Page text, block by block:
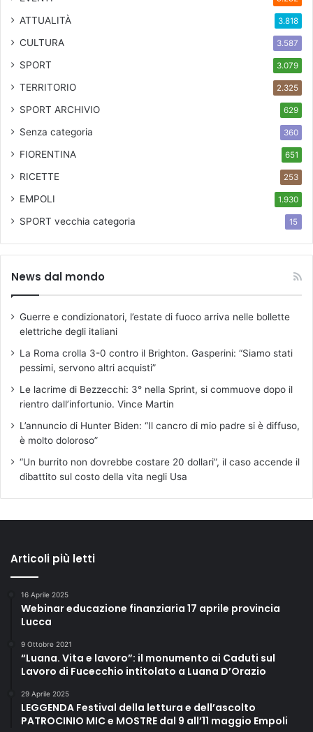
ATTUALITÀ 3.818
CULTURA 3.587
SPORT 3.079
TERRITORIO 2.325
SPORT ARCHIVIO 629
Senza categoria 360
FIORENTINA 651
RICETTE 253
EMPOLI 1.930
SPORT vecchia categoria 15
News dal mondo
Guerre e condizionatori, l’estate di fuoco arriva nelle bollette
elettriche degli italiani
La Roma crolla 3-0 contro il Brighton. Gasperini: “Siamo stati
pessimi, servono altri acquisti”
Le lacrime di Bezzecchi: 3° nella Sprint, si commuove dopo il
rientro dall’infortunio. Vince Martin
L’annuncio di Hunter Biden: “Il cancro di mio padre si è diffuso,
è molto doloroso”
“Un burrito non dovrebbe costare 20 dollari”, il caso accende il
dibattito sul costo della vita negli Usa
Articoli più letti
16 Aprile 2025
Webinar educazione finanziaria 17 aprile provincia
Lucca
9 Ottobre 2021
“Luana. Vita e lavoro”: il monumento ai Caduti sul
Lavoro di Fucecchio intitolato a Luana D’Orazio
29 Aprile 2025
LEGGENDA Festival della lettura e dell’ascolto
PATROCINIO MIC e MOSTRE dal 9 all’11 maggio Empoli